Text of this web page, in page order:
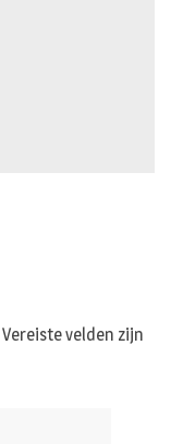
Vereiste velden zijn